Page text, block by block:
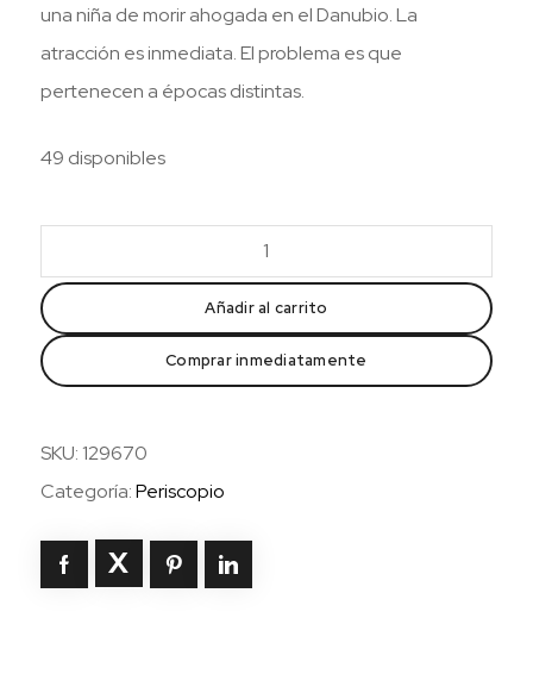
una niña de morir ahogada en el Danubio. La
atracción es inmediata. El problema es que
pertenecen a épocas distintas.
49 disponibles
efecto
Frankenstein
(Cas)
cantidad
Añadir al carrito
Comprar inmediatamente
SKU:129670
Categoría:Periscopio